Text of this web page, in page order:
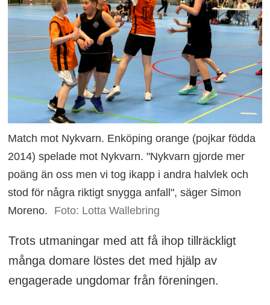
Match mot Nykvarn. Enköping orange (pojkar födda
2014) spelade mot Nykvarn. "Nykvarn gjorde mer
poäng än oss men vi tog ikapp i andra halvlek och
stod för några riktigt snygga anfall", säger Simon
Moreno.
Foto: Lotta Wallebring
Trots utmaningar med att få ihop tillräckligt
många domare löstes det med hjälp av
engagerade ungdomar från föreningen.